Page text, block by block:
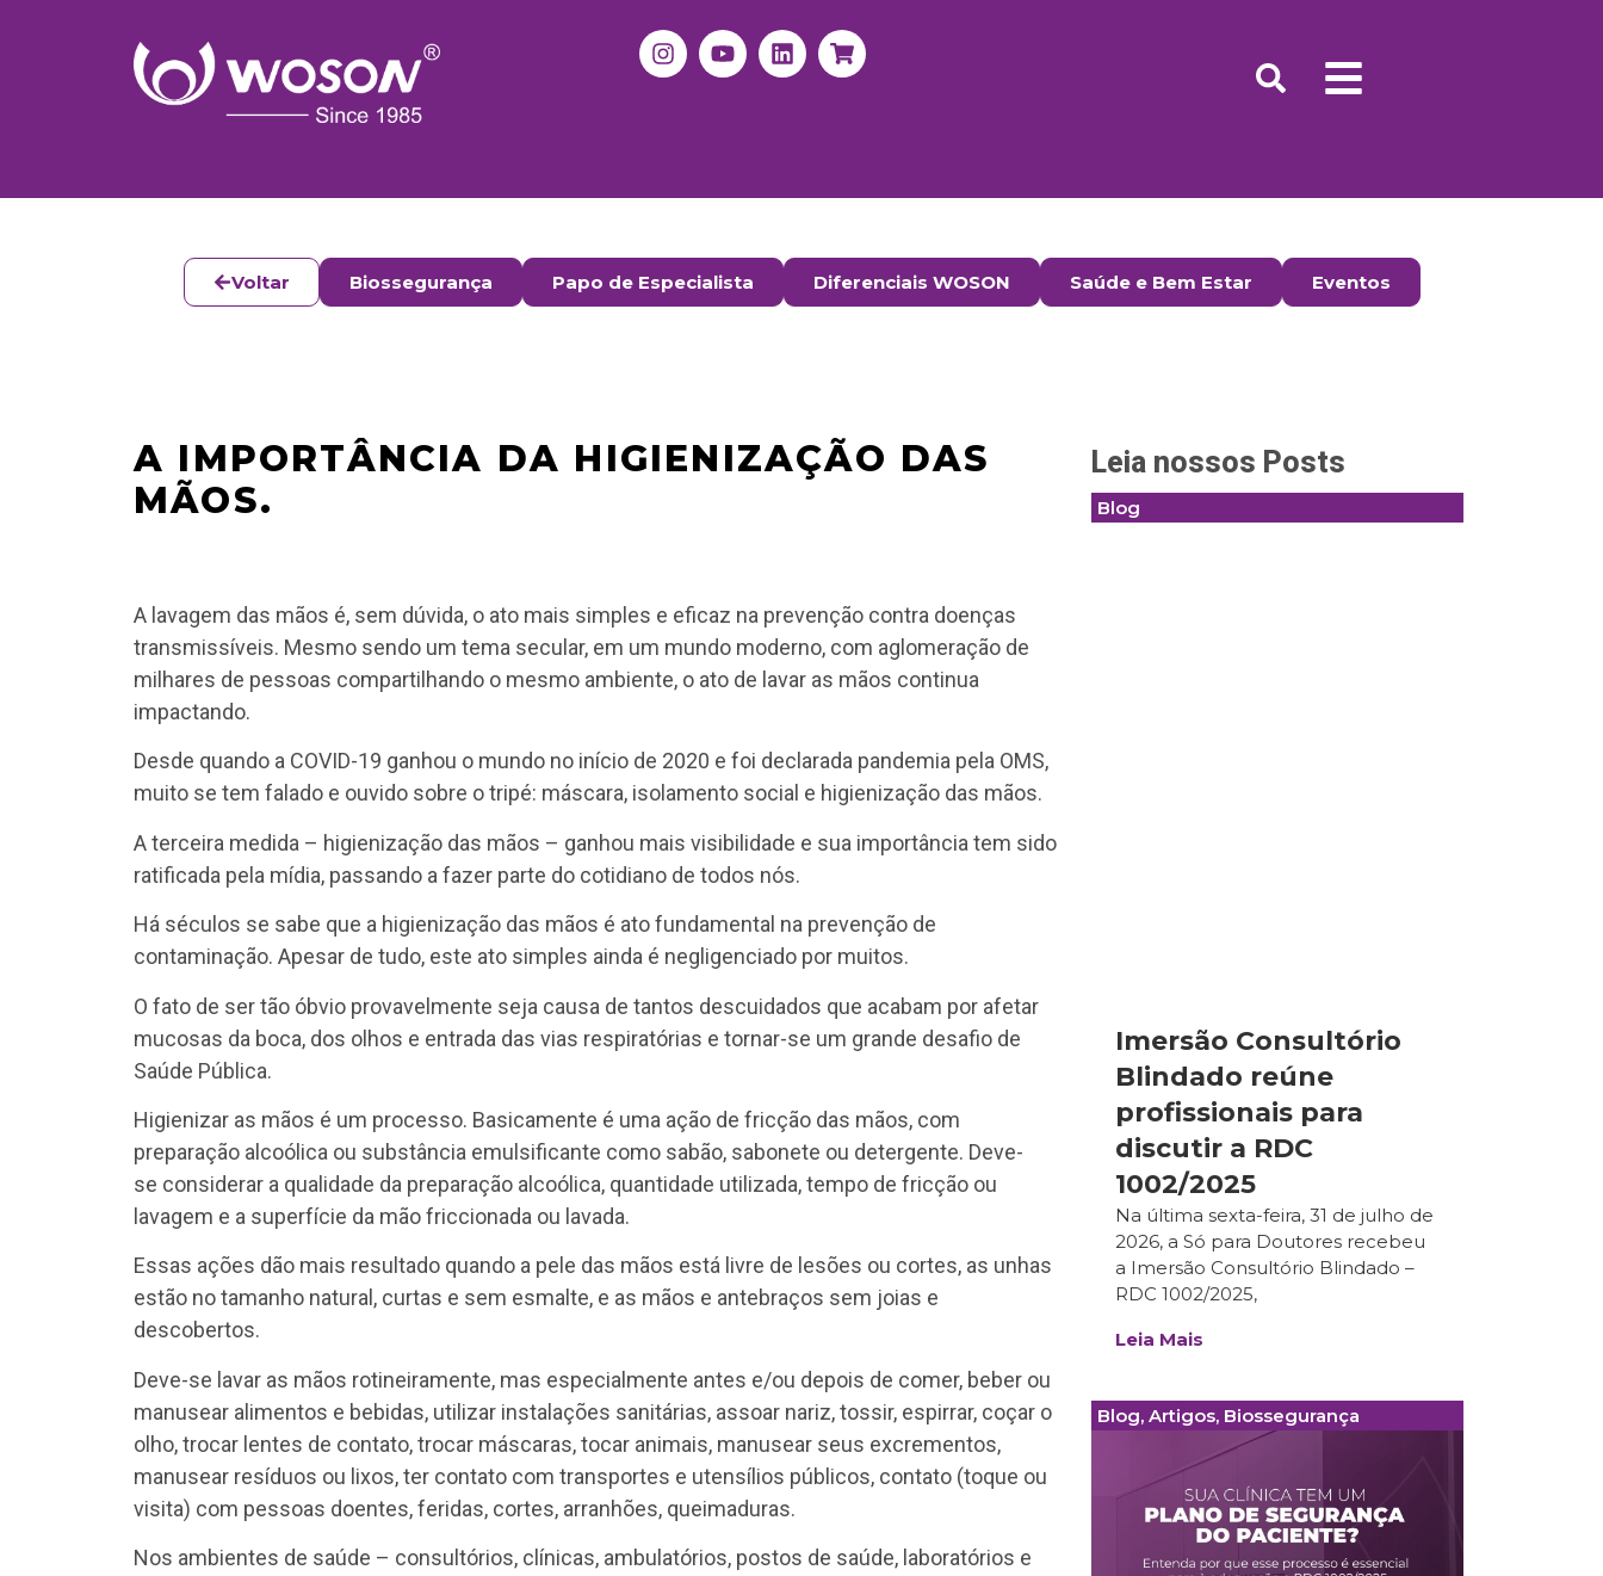
Voltar Biossegurança Papo de Especialista Diferenciais WOSON Saúde e Bem Estar Eventos
A IMPORTÂNCIA DA HIGIENIZAÇÃO DAS
MÃOS.
A lavagem das mãos é, sem dúvida, o ato mais simples e eficaz na prevenção contra doenças
transmissíveis. Mesmo sendo um tema secular, em um mundo moderno, com aglomeração de
milhares de pessoas compartilhando o mesmo ambiente, o ato de lavar as mãos continua
impactando.
Desde quando a COVID-19 ganhou o mundo no início de 2020 e foi declarada pandemia pela OMS,
muito se tem falado e ouvido sobre o tripé: máscara, isolamento social e higienização das mãos.
A terceira medida – higienização das mãos – ganhou mais visibilidade e sua importância tem sido
ratificada pela mídia, passando a fazer parte do cotidiano de todos nós.
Há séculos se sabe que a higienização das mãos é ato fundamental na prevenção de
contaminação. Apesar de tudo, este ato simples ainda é negligenciado por muitos.
O fato de ser tão óbvio provavelmente seja causa de tantos descuidados que acabam por afetar
mucosas da boca, dos olhos e entrada das vias respiratórias e tornar-se um grande desafio de
Saúde Pública.
Higienizar as mãos é um processo. Basicamente é uma ação de fricção das mãos, com
preparação alcoólica ou substância emulsificante como sabão, sabonete ou detergente. Deve-
se considerar a qualidade da preparação alcoólica, quantidade utilizada, tempo de fricção ou
lavagem e a superfície da mão friccionada ou lavada.
Essas ações dão mais resultado quando a pele das mãos está livre de lesões ou cortes, as unhas
estão no tamanho natural, curtas e sem esmalte, e as mãos e antebraços sem joias e
descobertos.
Deve-se lavar as mãos rotineiramente, mas especialmente antes e/ou depois de comer, beber ou
manusear alimentos e bebidas, utilizar instalações sanitárias, assoar nariz, tossir, espirrar, coçar o
olho, trocar lentes de contato, trocar máscaras, tocar animais, manusear seus excrementos,
manusear resíduos ou lixos, ter contato com transportes e utensílios públicos, contato (toque ou
visita) com pessoas doentes, feridas, cortes, arranhões, queimaduras.
Nos ambientes de saúde – consultórios, clínicas, ambulatórios, postos de saúde, laboratórios e
Leia nossos Posts
Blog
Imersão Consultório
Blindado reúne
profissionais para
discutir a RDC
1002/2025
Na última sexta-feira, 31 de julho de
2026, a Só para Doutores recebeu
a Imersão Consultório Blindado –
RDC 1002/2025,
Leia Mais
Blog, Artigos, Biossegurança